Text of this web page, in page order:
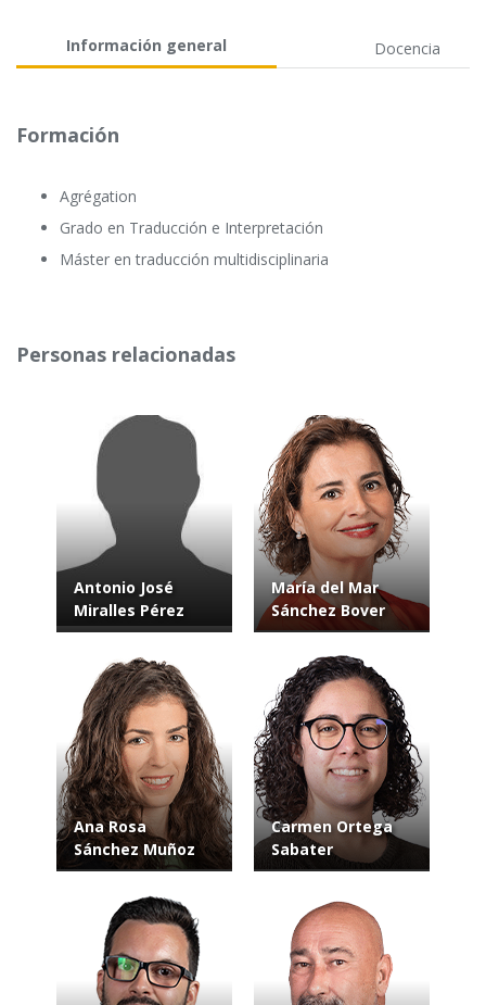
Información general Docencia
Formación
Agrégation
Grado en Traducción e Interpretación
Máster en traducción multidisciplinaria
Personas relacionadas
Antonio José
Miralles Pérez
María del Mar
Sánchez Bover
Ana Rosa
Sánchez Muñoz
Carmen Ortega
Sabater